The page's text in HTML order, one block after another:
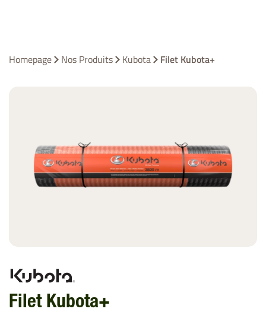
Homepage Nos Produits Kubota Filet Kubota+
Filet Kubota+